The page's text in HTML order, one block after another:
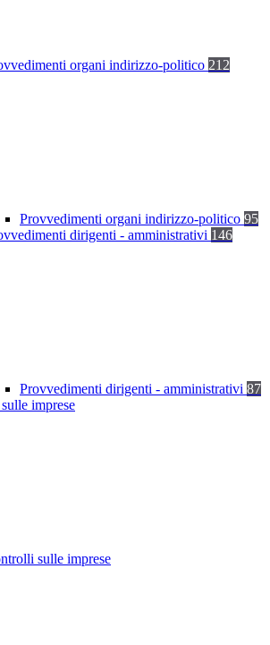
organi indirizzo-politico 212
Provvedimenti organi indirizzo-politico 95
dirigenti - amministrativi 146
Provvedimenti dirigenti - amministrativi 87
imprese
sulle imprese